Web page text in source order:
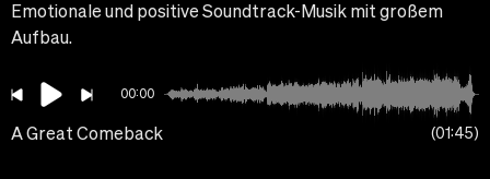
Emotionale und positive Soundtrack-Musik mit großem
Aufbau.
00:00
A Great Comeback 01:45